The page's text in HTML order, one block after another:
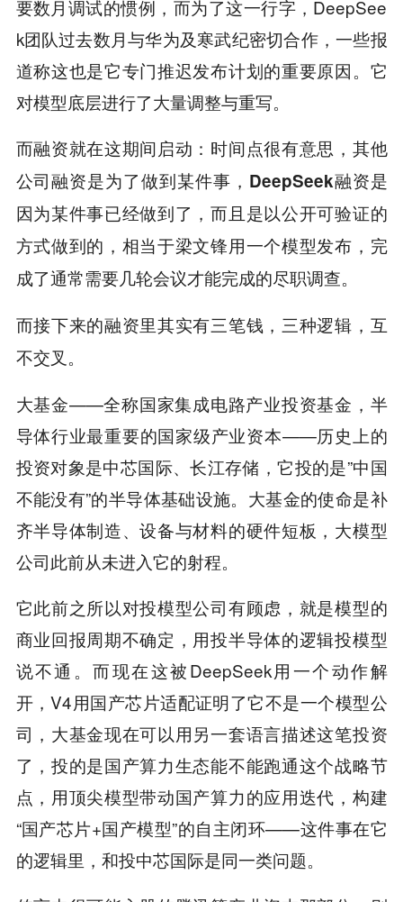
要数月调试的惯例，而为了这一行字，DeepSee
k团队过去数月与华为及寒武纪密切合作，一些报
道称这也是它专门推迟发布计划的重要原因。它
对模型底层进行了大量调整与重写。
而融资就在这期间启动：时间点很有意思，其他
公司融资是为了做到某件事，DeepSeek融资是
因为某件事已经做到了，而且是以公开可验证的
方式做到的，相当于梁文锋用一个模型发布，完
成了通常需要几轮会议才能完成的尽职调查。
而接下来的融资里其实有三笔钱，三种逻辑，互
不交叉。
大基金——全称国家集成电路产业投资基金，半
导体行业最重要的国家级产业资本——历史上的
投资对象是中芯国际、长江存储，它投的是”中国
不能没有”的半导体基础设施。大基金的使命是补
齐半导体制造、设备与材料的硬件短板，大模型
公司此前从未进入它的射程。
它此前之所以对投模型公司有顾虑，就是模型的
商业回报周期不确定，用投半导体的逻辑投模型
说不通。而现在这被DeepSeek用一个动作解
开，V4用国产芯片适配证明了它不是一个模型公
司，大基金现在可以用另一套语言描述这笔投资
了，投的是国产算力生态能不能跑通这个战略节
点，用顶尖模型带动国产算力的应用迭代，构建
“国产芯片+国产模型”的自主闭环——这件事在它
的逻辑里，和投中芯国际是同一类问题。